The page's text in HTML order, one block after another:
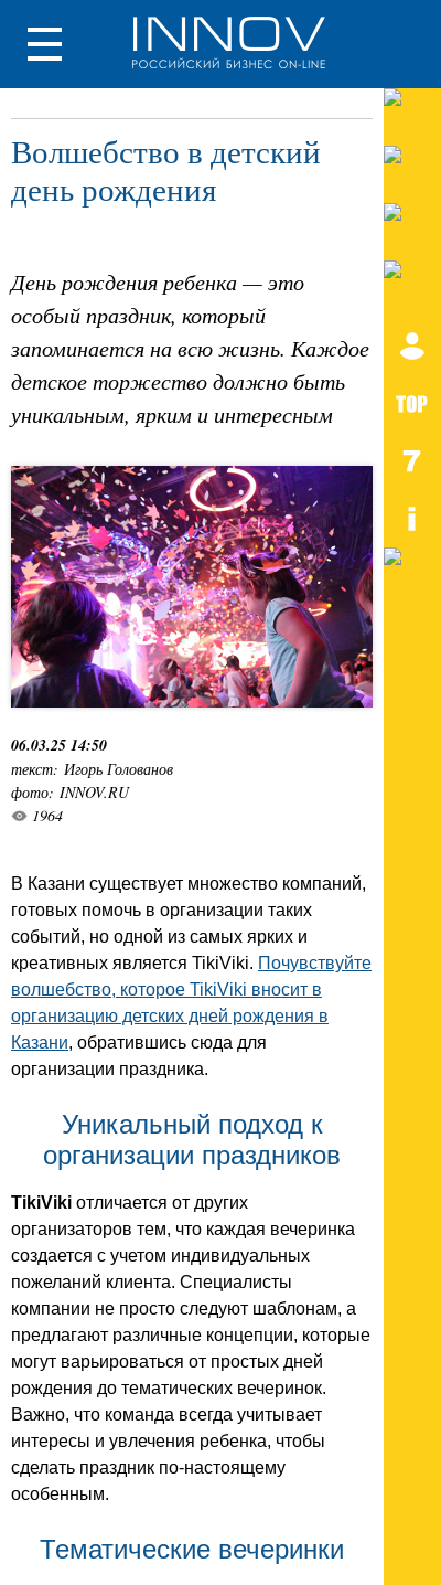
Волшебство в детский
день рождения
День рождения ребенка — это
особый праздник, который
запоминается на всю жизнь. Каждое
детское торжество должно быть
уникальным, ярким и интересным
06.03.25 14:50
текст: Игорь Голованов
фото: INNOV.RU
1964
В Казани существует множество компаний,
готовых помочь в организации таких
событий, но одной из самых ярких и
креативных является TikiViki. Почувствуйте
волшебство, которое TikiViki вносит в
организацию детских дней рождения в
Казани, обратившись сюда для
организации праздника.
Уникальный подход к
организации праздников
TikiViki отличается от других
организаторов тем, что каждая вечеринка
создается с учетом индивидуальных
пожеланий клиента. Специалисты
компании не просто следуют шаблонам, а
предлагают различные концепции, которые
могут варьироваться от простых дней
рождения до тематических вечеринок.
Важно, что команда всегда учитывает
интересы и увлечения ребенка, чтобы
сделать праздник по-настоящему
особенным.
Тематические вечеринки